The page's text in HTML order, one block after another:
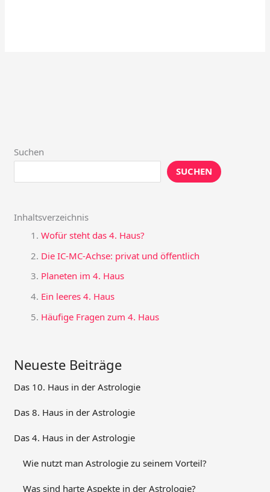
Suchen
SUCHEN
Inhaltsverzeichnis
Wofür steht das 4. Haus?
Die IC-MC-Achse: privat und öffentlich
Planeten im 4. Haus
Ein leeres 4. Haus
Häufige Fragen zum 4. Haus
Neueste Beiträge
Das 10. Haus in der Astrologie
Das 8. Haus in der Astrologie
Das 4. Haus in der Astrologie
Wie nutzt man Astrologie zu seinem Vorteil?
Was sind harte Aspekte in der Astrologie?